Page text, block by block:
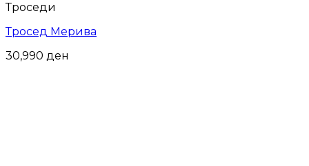
Троседи
Тросед Мерива
30,990 ден